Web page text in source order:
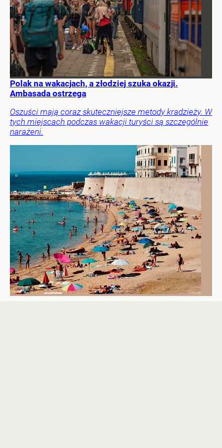
Polak na wakacjach, a złodziej szuka okazji.
Ambasada ostrzega
Oszuści mają coraz skuteczniejsze metody kradzieży. W
tych miejscach podczas wakacji turyści są szczególnie
narażeni.